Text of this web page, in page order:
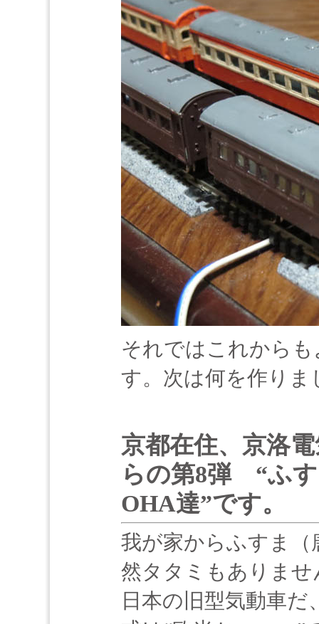
それではこれから
す。次は何を作りま
京都在住、京洛
らの第8弾 “ふ
OHA達”です。
我が家からふすま（
然タタミもありませ
日本の旧型気動車